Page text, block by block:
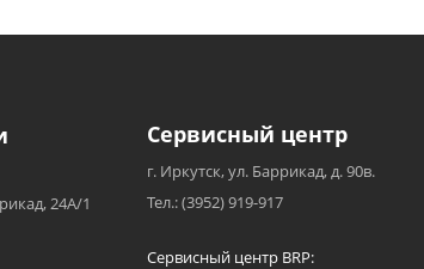
24А/1
Сервисный центр
г. Иркутск, ул. Баррикад, д. 90в.
Тел.: (3952) 919-917
Сервисный центр BRP: